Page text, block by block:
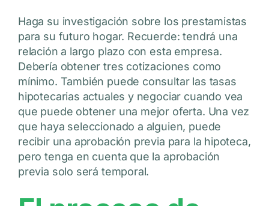
Haga su investigación sobre los prestamistas
para su futuro hogar. Recuerde: tendrá una
relación a largo plazo con esta empresa.
Debería obtener tres cotizaciones como
mínimo. También puede consultar las tasas
hipotecarias actuales y negociar cuando vea
que puede obtener una mejor oferta. Una vez
que haya seleccionado a alguien, puede
recibir una aprobación previa para la hipoteca,
pero tenga en cuenta que la aprobación
previa solo será temporal.